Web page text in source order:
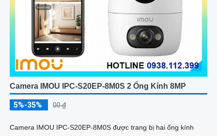
Camera IMOU IPC-S20EP-8M0S 2 Ống Kính 8MP
5%-35% 00 ₫
Camera IMOU IPC-S20EP-8M0S được trang bị hai ống kính